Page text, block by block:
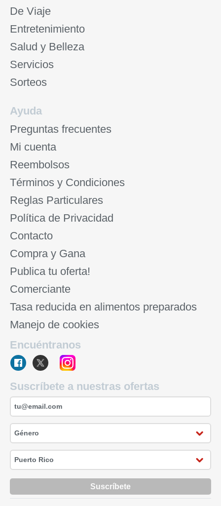
De Viaje
Entretenimiento
Salud y Belleza
Servicios
Sorteos
Ayuda
Preguntas frecuentes
Mi cuenta
Reembolsos
Términos y Condiciones
Reglas Particulares
Política de Privacidad
Contacto
Compra y Gana
Publica tu oferta!
Comerciante
Tasa reducida en alimentos preparados
Manejo de cookies
Encuéntranos
Suscríbete a nuestras ofertas
Suscríbete